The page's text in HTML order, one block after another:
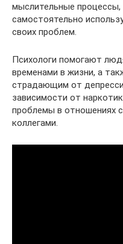
мыслительные
самостоятельно
своих проблем.
Психологи помогают
временами в жизни, а
страдающим от
зависимости от
проблемы в отношениях
коллегами.